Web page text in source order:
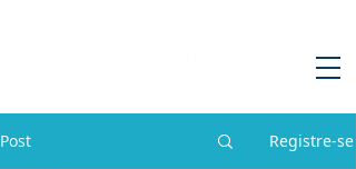
Post Registre-se